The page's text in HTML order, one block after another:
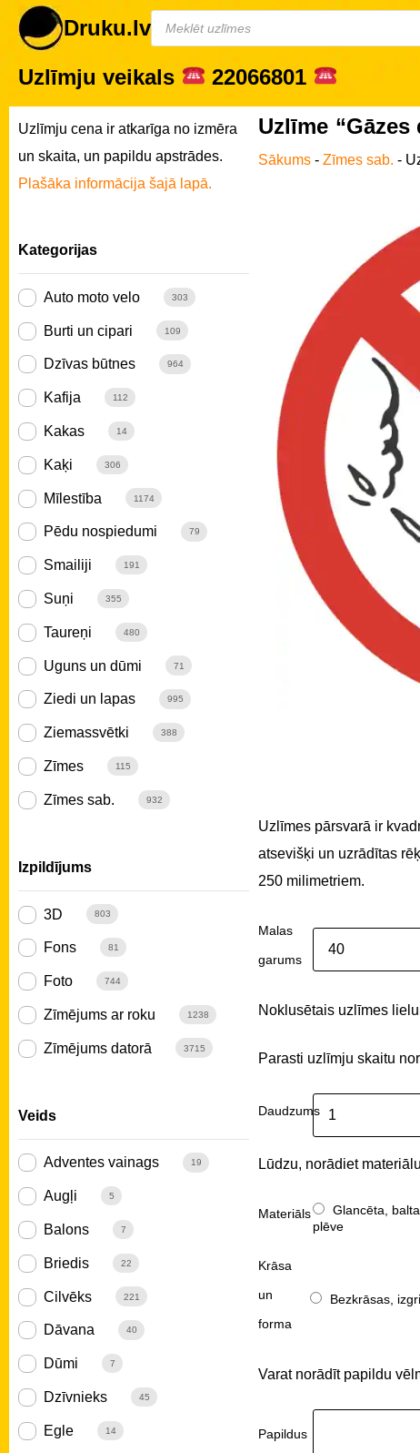
Druku.lv
Uzlīmju veikals 22066801
Uzlīmju cena ir atkarīga no izmēra
un skaita, un papildu apstrādes.
Plašāka informācija šajā lapā.
Kategorijas
Auto moto velo 303
Burti un cipari 109
Dzīvas būtnes 964
Kafija 112
Kakas 14
Kaķi 306
Mīlestība 1174
Pēdu nospiedumi 79
Smailiji 191
Suņi 355
Taureņi 480
Uguns un dūmi 71
Ziedi un lapas 995
Ziemassvētki 388
Zīmes 115
Zīmes sab. 932
Izpildījums
3D 803
Fons 81
Foto 744
Zīmējums ar roku 1238
Zīmējums datorā 3715
Veids
Adventes vainags 19
Augļi 5
Balons 7
Briedis 22
Cilvēks 221
Dāvana 40
Dūmi 7
Dzīvnieks 45
Egle 14
Uzlīme
Sākums- Zīmes sab. -
Uzlīmes pārsvarā ir
atsevišķi un uzrādītas
250 milimetriem.
Malas
garums
Noklusētais uzlīmes
Parasti uzlīmju skaitu
Daudzums
Lūdzu, norādiet
Materiāls
Glancēta, balta
plēve
Krāsa
un
forma
Bezkrāsas,
Varat norādīt papildu
Papildus